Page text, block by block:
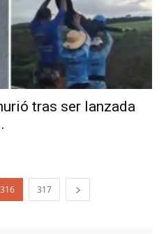
tras ser lanzada
316 317